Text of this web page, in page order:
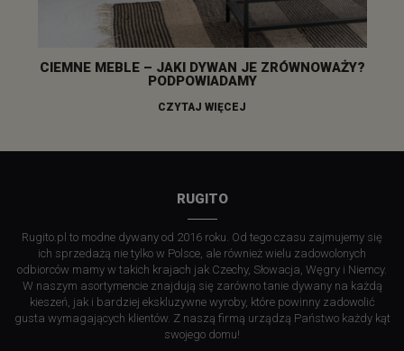
CIEMNE MEBLE – JAKI DYWAN JE ZRÓWNOWAŻY?
PODPOWIADAMY
CZYTAJ WIĘCEJ
RUGITO
Rugito.pl to modne dywany od 2016 roku. Od tego czasu zajmujemy się
ich sprzedażą nie tylko w Polsce, ale również wielu zadowolonych
odbiorców mamy w takich krajach jak Czechy, Słowacja, Węgry i Niemcy.
W naszym asortymencie znajdują się zarówno tanie dywany na każdą
kieszeń, jak i bardziej ekskluzywne wyroby, które powinny zadowolić
gusta wymagających klientów. Z naszą firmą urządzą Państwo każdy kąt
swojego domu!